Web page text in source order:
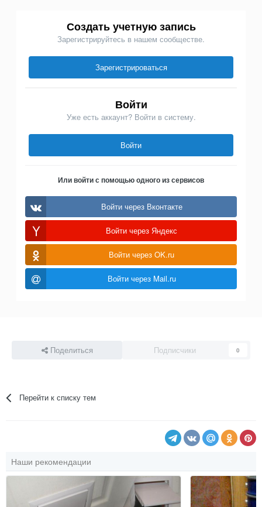
Создать учетную запись
Зарегистрируйтесь в нашем сообществе.
Зарегистрироваться
Войти
Уже есть аккаунт? Войти в систему.
Войти
Или войти с помощью одного из сервисов
Войти через Вконтакте
Войти через Яндекс
Войти через OK.ru
Войти через Mail.ru
Поделиться Подписчики 0
Перейти к списку тем
Наши рекомендации